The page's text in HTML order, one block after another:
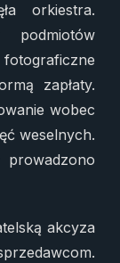
orkiestra.
fotograficzne
zapłaty.
wobec
weselnych.
akcyza